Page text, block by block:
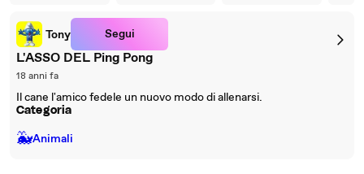
Tony Segui
L'ASSO DEL Ping Pong
18 anni fa
Il cane l'amico fedele un nuovo modo di allenarsi.
Categoria
🐳Animali